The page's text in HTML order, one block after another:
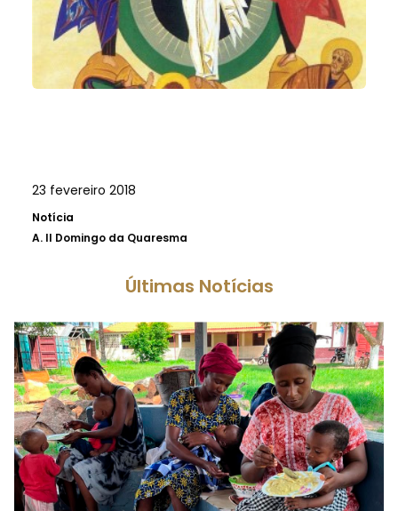
23 fevereiro 2018
Notícia
A. II Domingo da Quaresma
Últimas Notícias